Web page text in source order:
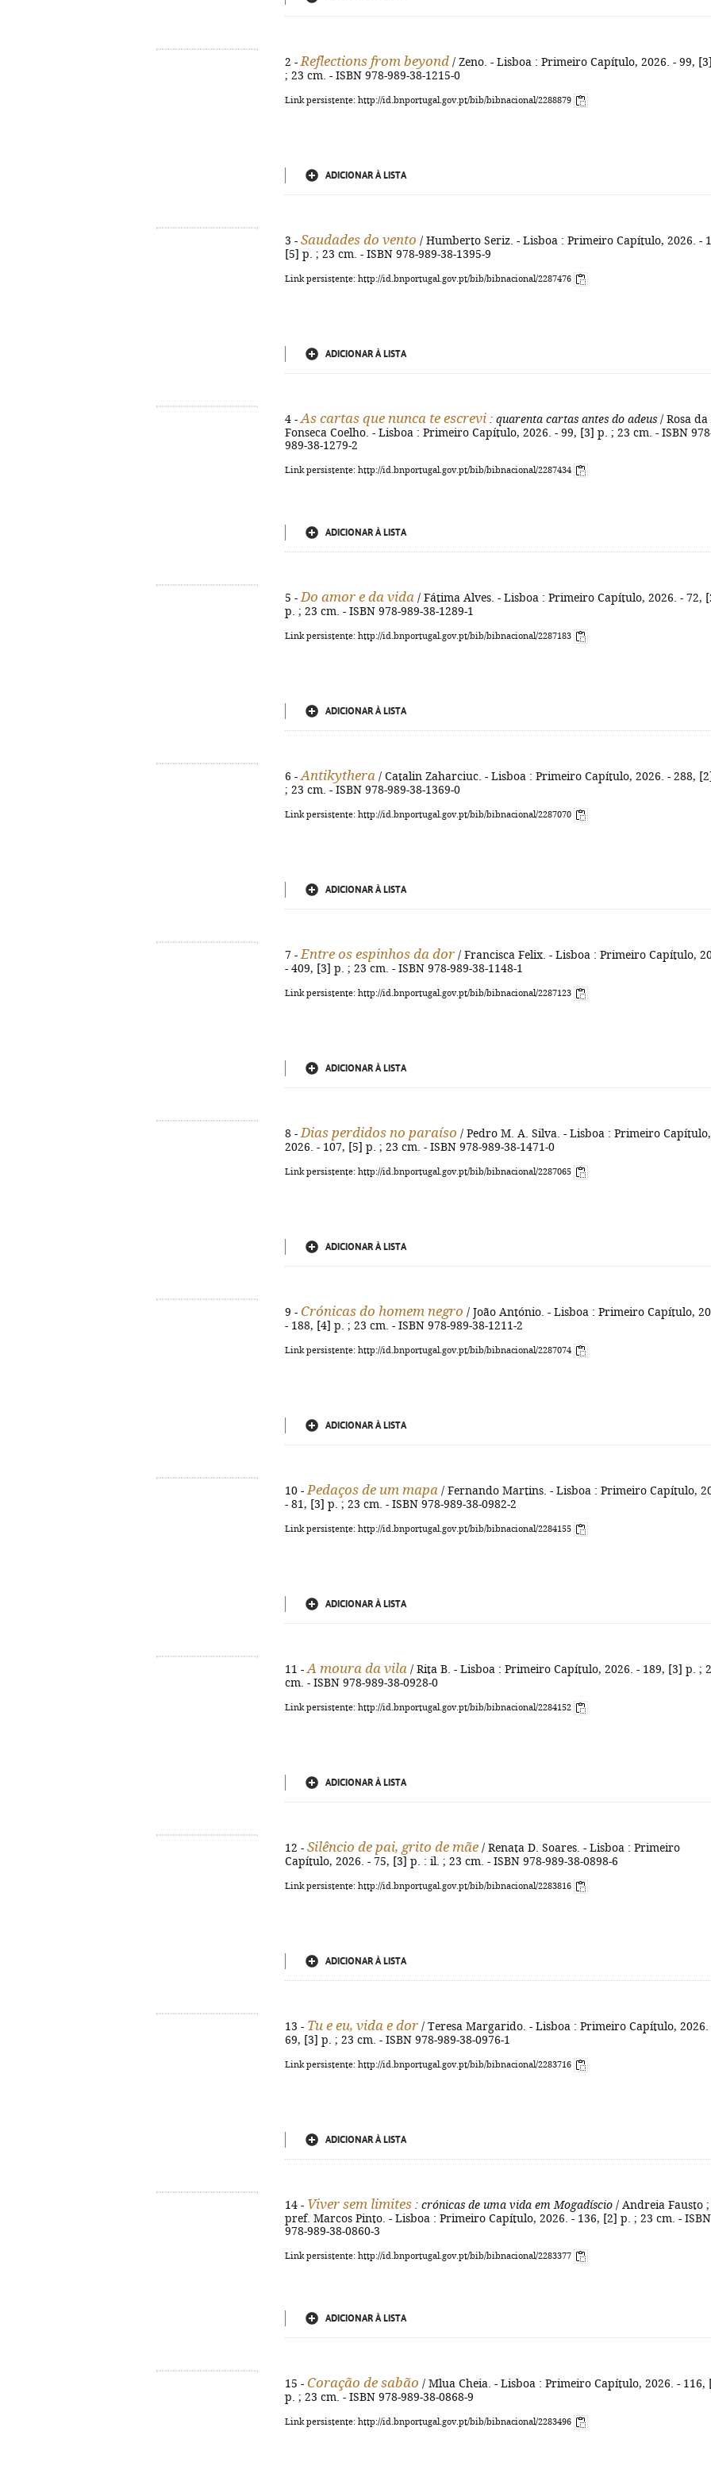
2 - Reflections from beyond / Zeno. - Lisboa : Primeiro Capítulo, 2026. - 99,
; 23 cm. - ISBN 978-989-38-1215-0
Link persistente: http://id.bnportugal.gov.pt/bib/bibnacional/2288879
ADICIONAR À LISTA
3 - Saudades do vento / Humberto Seriz. - Lisboa : Primeiro Capítulo, 2026. -
[5] p. ; 23 cm. - ISBN 978-989-38-1395-9
Link persistente: http://id.bnportugal.gov.pt/bib/bibnacional/2287476
ADICIONAR À LISTA
4 - As cartas que nunca te escrevi : quarenta cartas antes do adeus / Rosa da
Fonseca Coelho. - Lisboa : Primeiro Capítulo, 2026. - 99, [3] p. ; 23 cm. - ISBN
989-38-1279-2
Link persistente: http://id.bnportugal.gov.pt/bib/bibnacional/2287434
ADICIONAR À LISTA
5 - Do amor e da vida / Fátima Alves. - Lisboa : Primeiro Capítulo, 2026. - 72,
p. ; 23 cm. - ISBN 978-989-38-1289-1
Link persistente: http://id.bnportugal.gov.pt/bib/bibnacional/2287183
ADICIONAR À LISTA
6 - Antikythera / Catalin Zaharciuc. - Lisboa : Primeiro Capítulo, 2026. - 288,
; 23 cm. - ISBN 978-989-38-1369-0
Link persistente: http://id.bnportugal.gov.pt/bib/bibnacional/2287070
ADICIONAR À LISTA
7 - Entre os espinhos da dor / Francisca Felix. - Lisboa : Primeiro Capítulo,
- 409, [3] p. ; 23 cm. - ISBN 978-989-38-1148-1
Link persistente: http://id.bnportugal.gov.pt/bib/bibnacional/2287123
ADICIONAR À LISTA
8 - Dias perdidos no paraíso / Pedro M. A. Silva. - Lisboa : Primeiro Capítulo,
2026. - 107, [5] p. ; 23 cm. - ISBN 978-989-38-1471-0
Link persistente: http://id.bnportugal.gov.pt/bib/bibnacional/2287065
ADICIONAR À LISTA
9 - Crónicas do homem negro / João António. - Lisboa : Primeiro Capítulo,
- 188, [4] p. ; 23 cm. - ISBN 978-989-38-1211-2
Link persistente: http://id.bnportugal.gov.pt/bib/bibnacional/2287074
ADICIONAR À LISTA
10 - Pedaços de um mapa / Fernando Martins. - Lisboa : Primeiro Capítulo,
- 81, [3] p. ; 23 cm. - ISBN 978-989-38-0982-2
Link persistente: http://id.bnportugal.gov.pt/bib/bibnacional/2284155
ADICIONAR À LISTA
11 - A moura da vila / Rita B. - Lisboa : Primeiro Capítulo, 2026. - 189, [3] p. ;
cm. - ISBN 978-989-38-0928-0
Link persistente: http://id.bnportugal.gov.pt/bib/bibnacional/2284152
ADICIONAR À LISTA
12 - Silêncio de pai, grito de mãe / Renata D. Soares. - Lisboa : Primeiro
Capítulo, 2026. - 75, [3] p. : il. ; 23 cm. - ISBN 978-989-38-0898-6
Link persistente: http://id.bnportugal.gov.pt/bib/bibnacional/2283816
ADICIONAR À LISTA
13 - Tu e eu, vida e dor / Teresa Margarido. - Lisboa : Primeiro Capítulo, 2026.
69, [3] p. ; 23 cm. - ISBN 978-989-38-0976-1
Link persistente: http://id.bnportugal.gov.pt/bib/bibnacional/2283716
ADICIONAR À LISTA
14 - Viver sem limites : crónicas de uma vida em Mogadíscio / Andreia Fausto ;
pref. Marcos Pinto. - Lisboa : Primeiro Capítulo, 2026. - 136, [2] p. ; 23 cm. - ISBN
978-989-38-0860-3
Link persistente: http://id.bnportugal.gov.pt/bib/bibnacional/2283377
ADICIONAR À LISTA
15 - Coração de sabão / Mlua Cheia. - Lisboa : Primeiro Capítulo, 2026. - 116,
p. ; 23 cm. - ISBN 978-989-38-0868-9
Link persistente: http://id.bnportugal.gov.pt/bib/bibnacional/2283496